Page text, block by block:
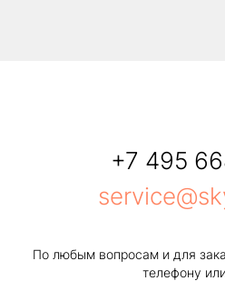
+7 495
По любым вопросам и для
телефону